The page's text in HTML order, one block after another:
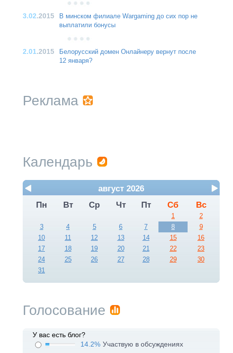
3.02.2015
В минском филиале Wargaming до сих пор не
выплатили бонусы
2.01.2015
Белорусский домен Онлайнеру вернут после
12 января?
Реклама
Календарь
август 2026
Пн
Вт Ср Чт Пт Сб Вс
1
2
3
4 5 6 7 8
9
10
11 12 13 14 15
16
17
18 19 20 21 22
23
24
25 26 27 28 29
30
31
Голосование
У вас есть блог?
14.2% Участвую в обсуждениях